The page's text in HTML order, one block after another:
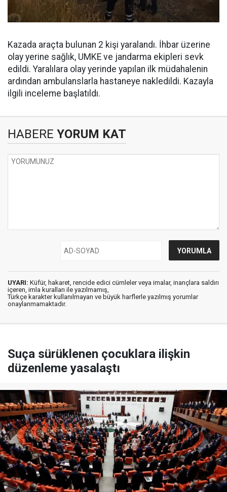
Kazada araçta bulunan 2 kişi yaralandı. İhbar üzerine
olay yerine sağlık, UMKE ve jandarma ekipleri sevk
edildi. Yaralılara olay yerinde yapılan ilk müdahalenin
ardından ambulanslarla hastaneye nakledildi. Kazayla
ilgili inceleme başlatıldı.
HABERE YORUM KAT
UYARI: Küfür, hakaret, rencide edici cümleler veya imalar, inançlara saldırı
içeren, imla kuralları ile yazılmamış,
Türkçe karakter kullanılmayan ve büyük harflerle yazılmış yorumlar
onaylanmamaktadır.
Suça sürüklenen çocuklara ilişkin
düzenleme yasalaştı